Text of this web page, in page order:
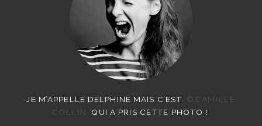
JE M’APPELLE DELPHINE MAIS C’EST
©CAMILLE
COLLIN
QUI A PRIS CETTE PHOTO !